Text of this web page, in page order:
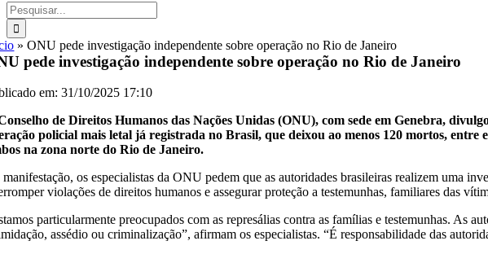
Buscar
resultados
para:
»ONU pede investigação independente sobre operação no Rio de Janeiro
pede investigação independente sobre operação no Rio de Janeiro
em: 31/10/2025 17:10
de Direitos Humanos das Nações Unidas (ONU), com sede em Genebra,
policial mais letal já registrada no Brasil, que deixou ao menos 120 mortos,
na zona norte do Rio de Janeiro.
manifestação, os especialistas da ONU pedem que as autoridades brasileiras realizem uma
violações de direitos humanos e assegurar proteção a testemunhas, familiares das
particularmente preocupados com as represálias contra as famílias e testemunhas. As
assédio ou criminalização”, afirmam os especialistas. “É responsabilidade das